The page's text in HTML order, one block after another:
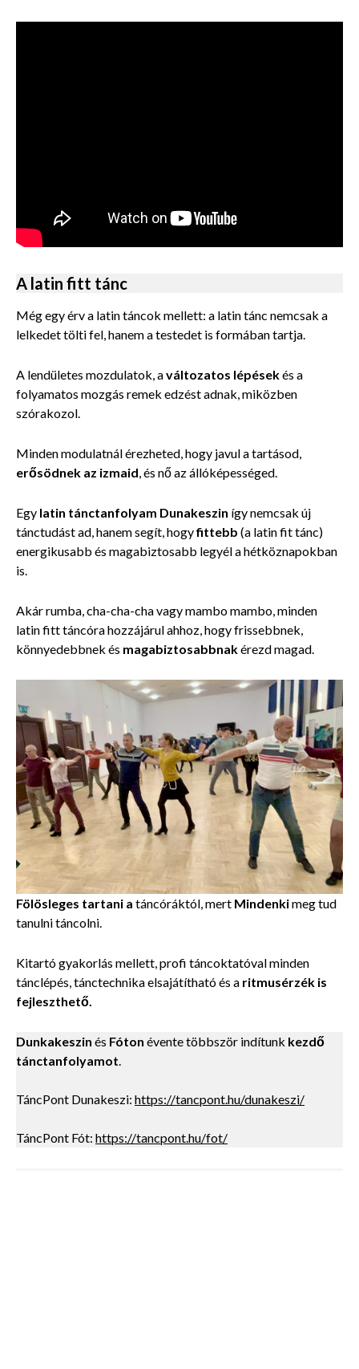
A latin fitt tánc
Még egy érv a latin táncok mellett: a latin tánc nemcsak a
lelkedet tölti fel, hanem a testedet is formában tartja.
A lendületes mozdulatok, aváltozatos lépésekés a
folyamatos mozgás remek edzést adnak, miközben
szórakozol.
Minden modulatnál érezheted, hogy javul a tartásod,
erősödnek az izmaid, és nő az állóképességed.
Egy latin tánctanfolyam Dunakeszin így nemcsak új
tánctudást ad, hanem segít, hogyfittebb (a latin fit tánc)
energikusabb és magabiztosabb legyél a hétköznapokban
is.
Akár rumba, cha-cha-cha vagy mambo mambo, minden
latin fitt táncóra hozzájárul ahhoz, hogy frissebbnek,
könnyedebbnek és magabiztosabbnakérezd magad.
Fölösleges tartani a táncóráktól, mert Mindenkimeg tud
tanulni táncolni.
Kitartó gyakorlás mellett, profi táncoktatóval minden
tánclépés, tánctechnika elsajátítható és a ritmusérzék is
fejleszthető.
Dunkakeszin és Fóton évente többször indítunk kezdő
tánctanfolyamot.
TáncPont Dunakeszi: https://tancpont.hu/dunakeszi/
TáncPont Fót: https://tancpont.hu/fot/